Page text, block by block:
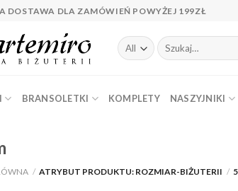
DOSTAWA DLA ZAMÓWIEŃ POWYŻEJ 199ZŁ
Szukaj:
BRANSOLETKI KOMPLETY NASZYJNIKI
/ ATRYBUT PRODUKTU: ROZMIAR-BIŻUTERII /